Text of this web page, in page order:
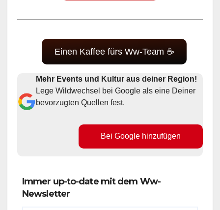
Einen Kaffee fürs Ww-Team ☕
Mehr Events und Kultur aus deiner Region!
Lege Wildwechsel bei Google als eine Deiner
bevorzugten Quellen fest.
Bei Google hinzufügen
Immer up-to-date mit dem Ww-
Newsletter